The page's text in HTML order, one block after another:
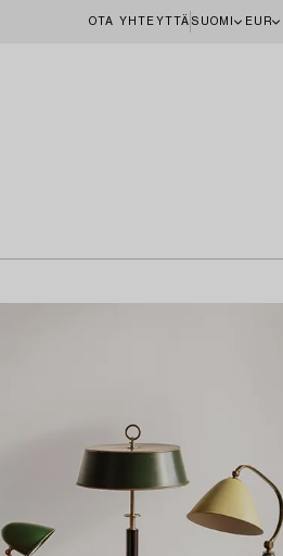
OTA YHTEYTTÄ SUOMI EUR